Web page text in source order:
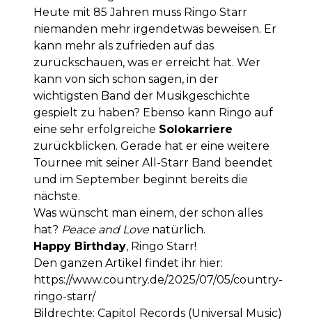
Heute mit 85 Jahren muss Ringo Starr
niemanden mehr irgendetwas beweisen. Er
kann mehr als zufrieden auf das
zurückschauen, was er erreicht hat. Wer
kann von sich schon sagen, in der
wichtigsten Band der Musikgeschichte
gespielt zu haben? Ebenso kann Ringo auf
eine sehr erfolgreiche Solokarriere
zurückblicken. Gerade hat er eine weitere
Tournee mit seiner All-Starr Band beendet
und im September beginnt bereits die
nächste.
Was wünscht man einem, der schon alles
hat? Peace and Lovenatürlich.
Happy Birthday, Ringo Starr!
Den ganzen Artikel findet ihr hier:
https://www.country.de/2025/07/05/country-
ringo-starr/
Bildrechte: Capitol Records (Universal Music)